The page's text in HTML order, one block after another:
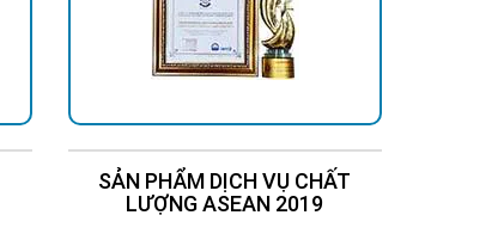
SẢN PHẨM DỊCH VỤ CHẤT
LƯỢNG ASEAN 2019